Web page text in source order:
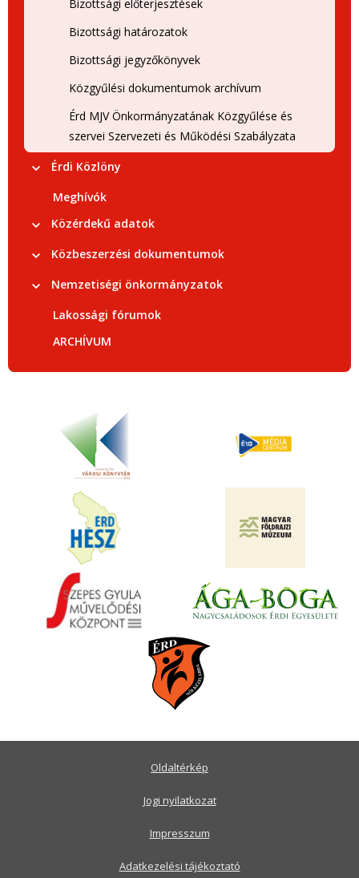
Bizottsági előterjesztések
Bizottsági határozatok
Bizottsági jegyzőkönyvek
Közgyűlési dokumentumok archívum
Érd MJV Önkormányzatának Közgyűlése és
szervei Szervezeti és Működési Szabályzata
Érdi Közlöny
Meghívók
Közérdekű adatok
Közbeszerzési dokumentumok
Nemzetiségi önkormányzatok
Lakossági fórumok
ARCHÍVUM
Oldaltérkép
Jogi nyilatkozat
Impresszum
Adatkezelési tájékoztató